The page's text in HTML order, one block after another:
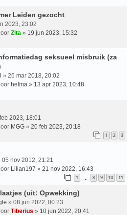
Leiden gezocht
2023, 23:02
Zita » 19 jun 2023, 15:32
seksueel misbruik (za
» 26 mar 2018, 20:02
helma » 13 apr 2023, 10:48
2023, 18:01
MGG » 20 feb 2023, 20:18
1 2 3
05 nov 2012, 21:21
Lilian197 » 21 nov 2022, 16:43
1 … 8 9 10 11
(uit: Opwekking)
» 08 jun 2022, 00:23
Tiberius » 10 jun 2022, 20:41